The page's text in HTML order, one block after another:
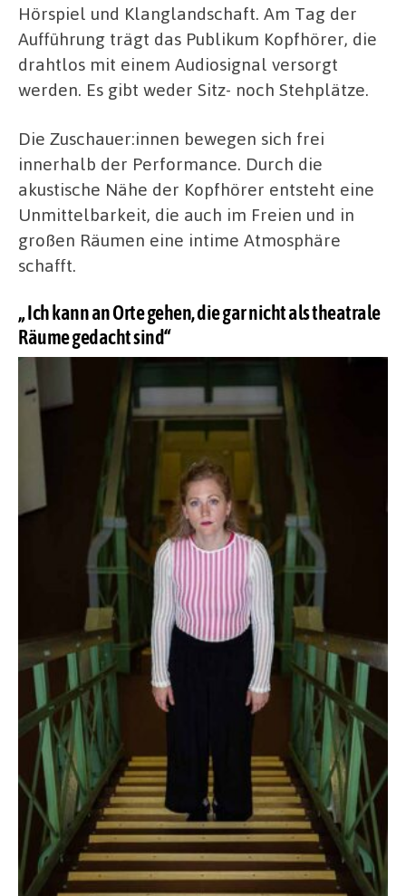
Hörspiel und Klanglandschaft. Am Tag der
Aufführung trägt das Publikum Kopfhörer, die
drahtlos mit einem Audiosignal versorgt
werden. Es gibt weder Sitz- noch Stehplätze.
Die Zuschauer:innen bewegen sich frei
innerhalb der Performance. Durch die
akustische Nähe der Kopfhörer entsteht eine
Unmittelbarkeit, die auch im Freien und in
großen Räumen eine intime Atmosphäre
schafft.
„ Ich kann an Orte gehen, die gar nicht als theatrale
Räume gedacht sind“